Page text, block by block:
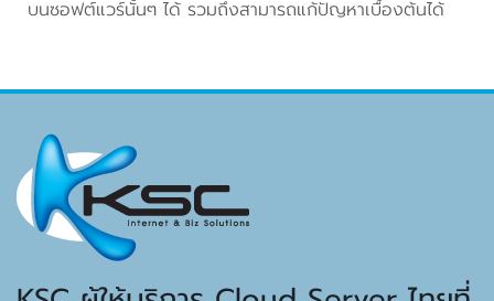
บนซอฟต์แวร์นั้นๆ ได้ รวมถึงสามารถแก้ปัญหาเบื้องต้นได้